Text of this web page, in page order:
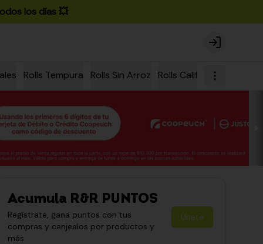
los días 💥
Login
Rolls Tempura Rolls Sin Arroz Rolls California
Acumula R&R PUNTOS
Regístrate, gana puntos con tus
compras y canjealos por productos y
más
Únete